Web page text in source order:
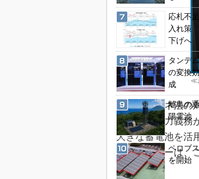
≪
改正省エネ法の
するよう努力義務
大きな蓄電池を活
ディショナーは、
いう。
応札不
入れ策
下げへ
タンデ
の変換
成
離島の
陽電池
ペロブ
を開始